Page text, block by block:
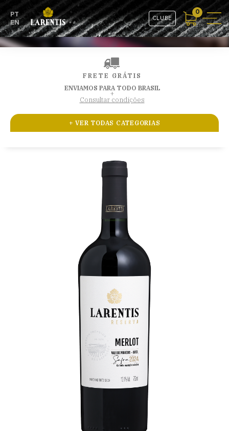
PT
EN
CLUBE
0
FRETE GRÁTIS
ENVIAMOS PARA TODO BRASIL
+
Consultar condições
+ VER TODAS CATEGORIAS
ESPUMANTES